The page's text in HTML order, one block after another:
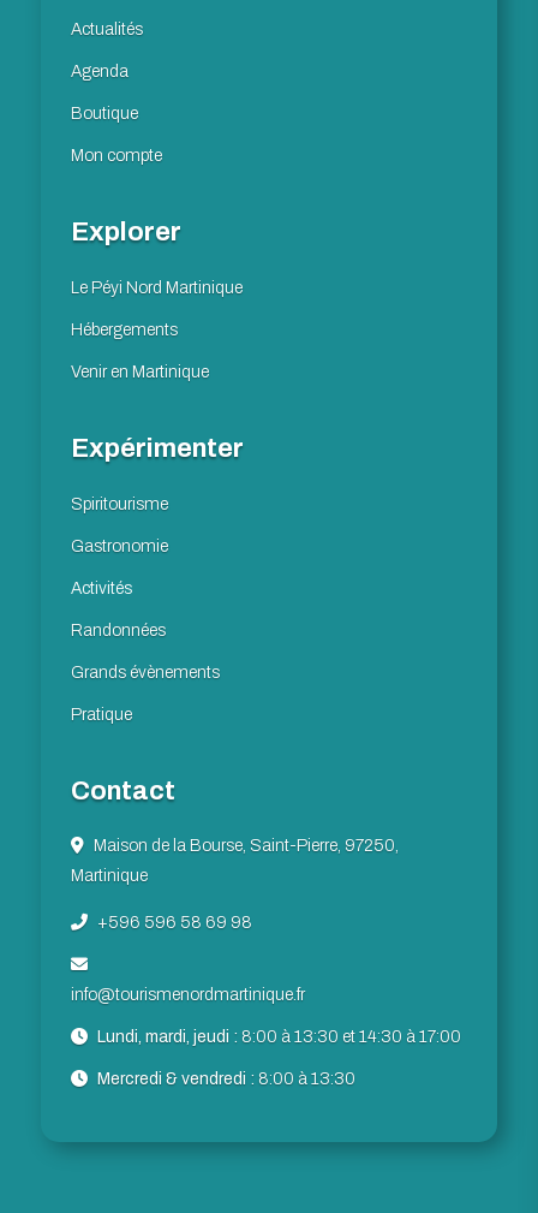
Actualités
Agenda
Boutique
Mon compte
Explorer
Le Péyi Nord Martinique
Hébergements
Venir en Martinique
Expérimenter
Spiritourisme
Gastronomie
Activités
Randonnées
Grands évènements
Pratique
Contact
Maison de la Bourse, Saint-Pierre, 97250,
Martinique
+596 596 58 69 98
info@tourismenordmartinique.fr
Lundi, mardi, jeudi : 8:00 à 13:30 et 14:30 à 17:00
Mercredi & vendredi : 8:00 à 13:30